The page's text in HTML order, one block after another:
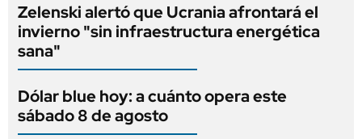
Zelenski alertó que Ucrania afrontará el
invierno "sin infraestructura energética
sana"
Dólar blue hoy: a cuánto opera este
sábado 8 de agosto